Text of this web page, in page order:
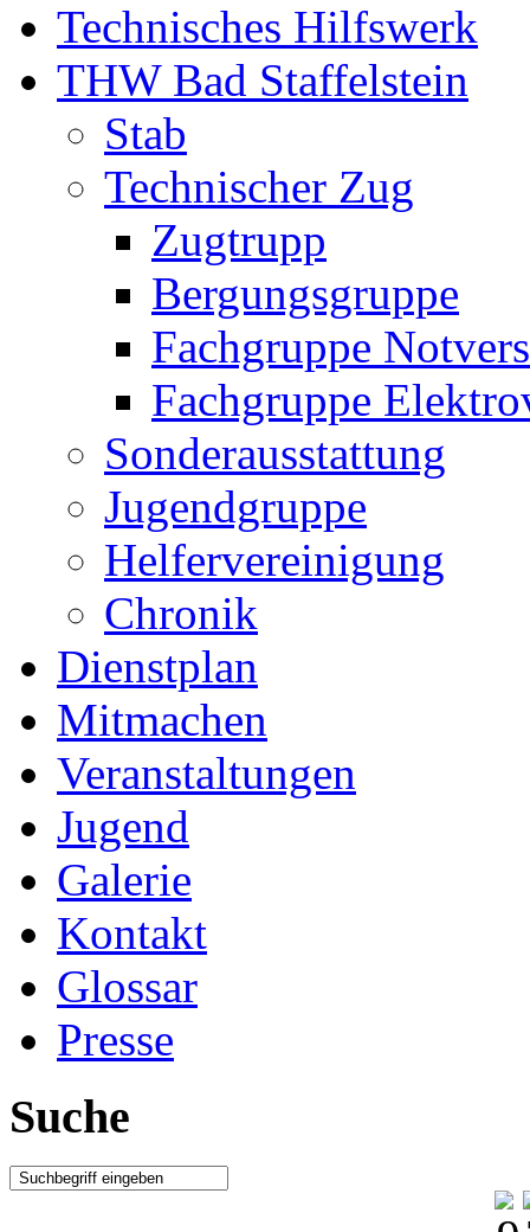
Technisches Hilfswerk
THW Bad Staffelstein
Stab
Technischer Zug
Zugtrupp
Bergungsgruppe
Fachgruppe
Fachgruppe
Sonderausstattung
Jugendgruppe
Helfervereinigung
Chronik
Dienstplan
Mitmachen
Veranstaltungen
Jugend
Galerie
Kontakt
Glossar
Presse
Suche